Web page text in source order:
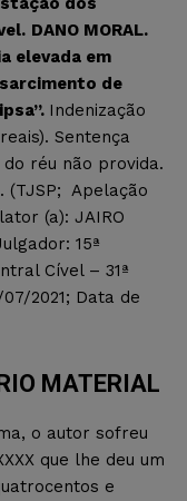
DANO MORAL.
elevada em
de
Indenização
Sentença
réu não provida.
(TJSP; Apelação
(a): JAIRO
15ª
Cível – 31ª
2021; Data de
MATERIAL
o autor sofreu
que lhe deu um
e